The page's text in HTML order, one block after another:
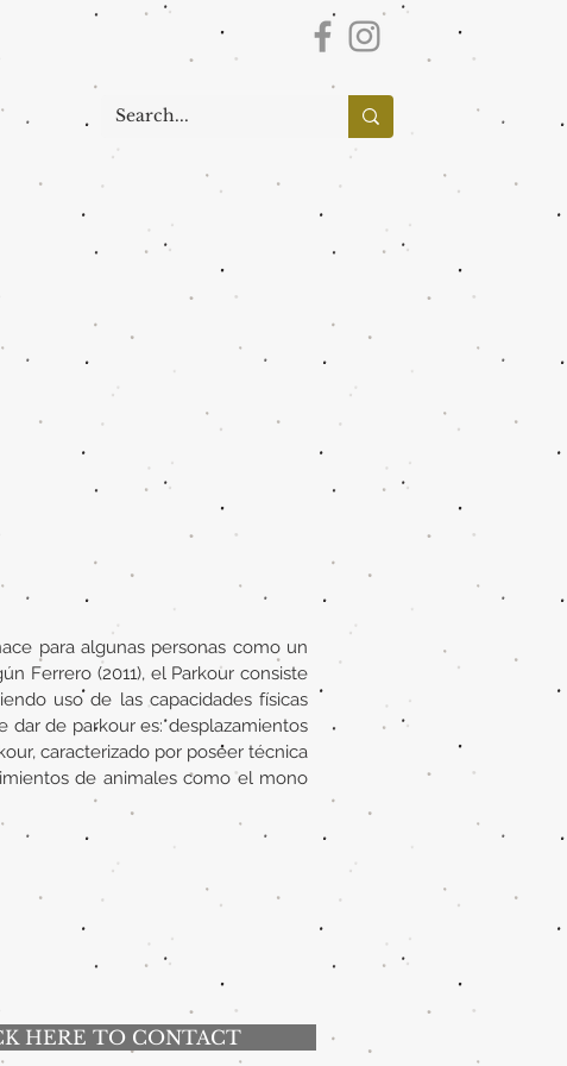
para algunas personas como un
Ferrero (2011), el Parkour consiste
uso de las capacidades físicas
dar de parkour es: desplazamientos
caracterizado por poseer técnica
de animales como el mono
HERE TO CONTACT